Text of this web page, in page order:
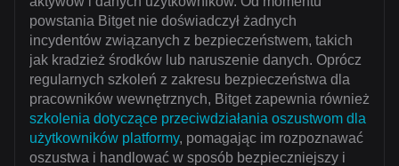
powstania Bitget nie doświadczył żadnych
incydentów związanych z bezpieczeństwem, takich
jak kradzież środków lub naruszenie danych. Oprócz
regularnych szkoleń z zakresu bezpieczeństwa dla
pracowników wewnętrznych, Bitget zapewnia również
szkolenia dotyczące przeciwdziałania oszustwom dla
użytkowników platformy, pomagając im rozpoznawać
oszustwa i handlować w sposób bezpieczniejszy i